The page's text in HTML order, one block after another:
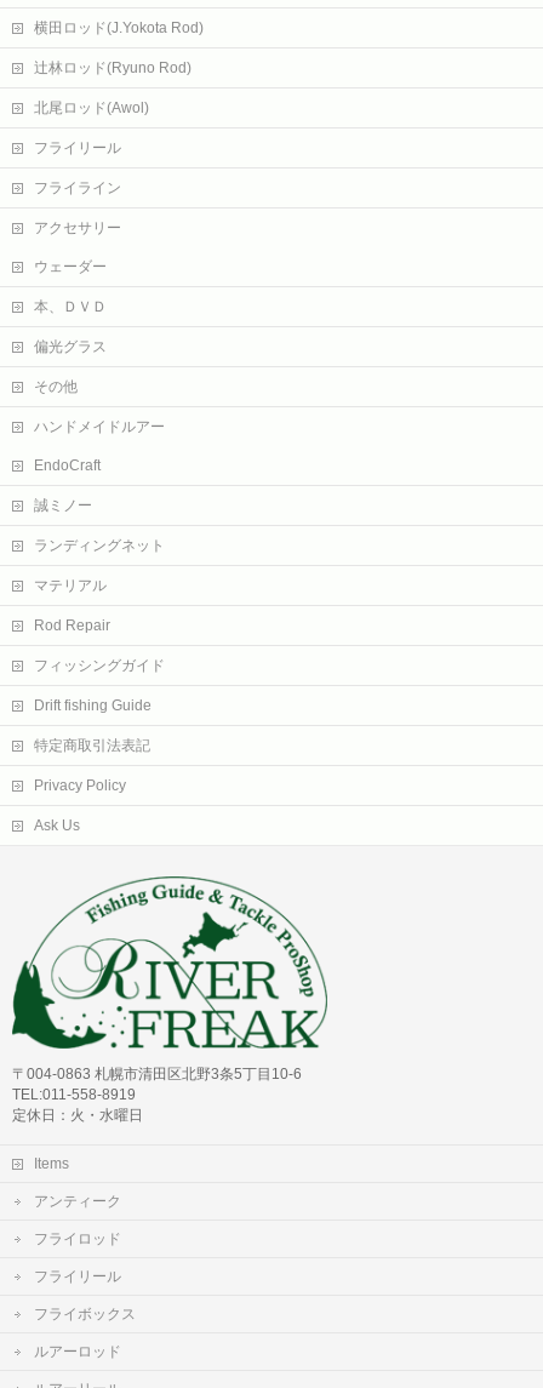
横田ロッド(J.Yokota Rod)
辻林ロッド(Ryuno Rod)
北尾ロッド(Awol)
フライリール
フライライン
アクセサリー
ウェーダー
本、ＤＶＤ
偏光グラス
その他
ハンドメイドルアー
EndoCraft
誠ミノー
ランディングネット
マテリアル
Rod Repair
フィッシングガイド
Drift fishing Guide
特定商取引法表記
Privacy Policy
Ask Us
〒004-0863 札幌市清田区北野3条5丁目10-6
TEL:011-558-8919
定休日：火・水曜日
Items
アンティーク
フライロッド
フライリール
フライボックス
ルアーロッド